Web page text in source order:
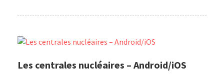
Les centrales nucléaires – Android/iOS